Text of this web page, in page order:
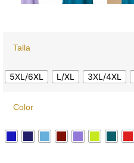
Talla
5XL/6XL L/XL 3XL/4XL
Color